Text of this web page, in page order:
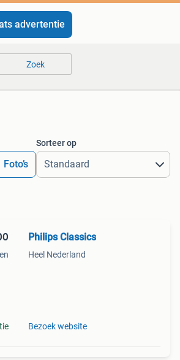
advertentie
Zoek
Foto’s
Sorteer op
Philips Classics
Heel Nederland
Bezoek website